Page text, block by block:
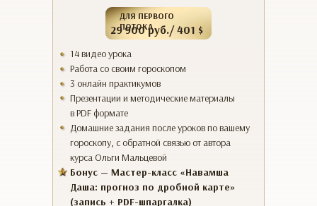
14 видео урока
Работа со своим гороскопом
3 онлайн практикумов
Презентации и методические материалы
в PDF формате
Домашние задания после уроков по вашему
гороскопу, с обратной связью от автора
курса Ольги Мальцевой
Бонус — Мастер-класс «Навамша
Даша: прогноз по дробной карте»
(запись + PDF-шпаргалка)
ДЛЯ ПЕРВОГО
ПОТОКА
29 900 руб./ 401 $